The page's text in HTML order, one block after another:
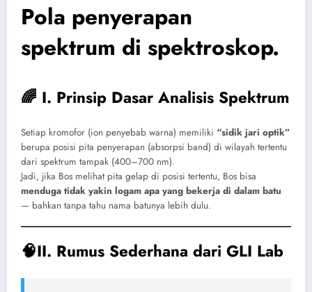
Pola penyerapan
spektrum di spektroskop.
🌈 I. Prinsip Dasar Analisis Spektrum
Setiap kromofor (ion penyebab warna) memiliki “sidik jari optik”
berupa posisi pita penyerapan (absorpsi band) di wilayah tertentu
dari spektrum tampak (400–700 nm).
Jadi, jika Bos melihat pita gelap di posisi tertentu, Bos bisa
menduga tidak yakin logam apa yang bekerja di dalam batu
— bahkan tanpa tahu nama batunya lebih dulu.
🧠II. Rumus Sederhana dari GLI Lab